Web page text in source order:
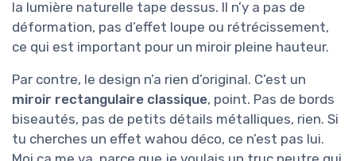
la lumière naturelle tape dessus. Il n’y a pas de
déformation, pas d’effet loupe ou rétrécissement,
ce qui est important pour un miroir pleine hauteur.
Par contre, le design n’a rien d’original. C’est un
miroir rectangulaire classique, point. Pas de bords
biseautés, pas de petits détails métalliques, rien. Si
tu cherches un effet wahou déco, ce n’est pas lui.